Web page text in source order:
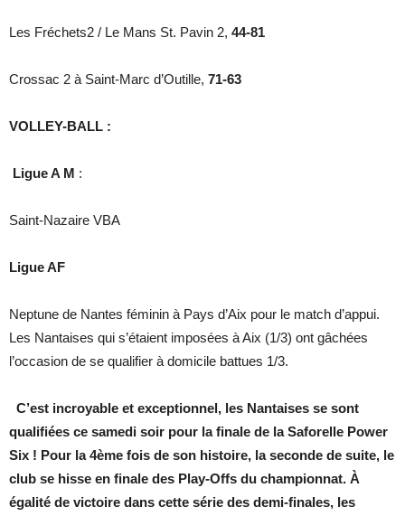
Les Fréchets2 / Le Mans St. Pavin 2, 44-81
Crossac 2 à Saint-Marc d’Outille, 71-63
VOLLEY-BALL :
Ligue A M :
Saint-Nazaire VBA
Ligue AF
Neptune de Nantes féminin à Pays d’Aix pour le match d’appui.
Les Nantaises qui s’étaient imposées à Aix (1/3) ont gâchées
l’occasion de se qualifier à domicile battues 1/3.
C’est incroyable et exceptionnel, les Nantaises se sont
qualifiées ce samedi soir pour la finale de la Saforelle Power
Six ! Pour la 4ème fois de son histoire, la seconde de suite, le
club se hisse en finale des Play-Offs du championnat. À
égalité de victoire dans cette série des demi-finales, les